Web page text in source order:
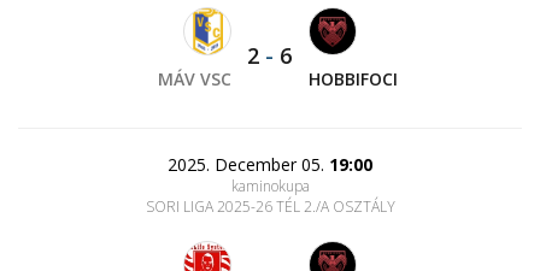
MÁV VSC
2 - 6
HOBBIFOCI
2025. December 05. 19:00
kaminokupa
SORI LIGA 2025-26 TÉL 2./A OSZTÁLY